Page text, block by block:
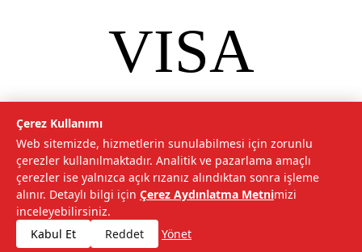
VISA
mastercard
2026Tarımcom Tarım ve Teknoloji A.Ş. Tüm hakları saklıdır.